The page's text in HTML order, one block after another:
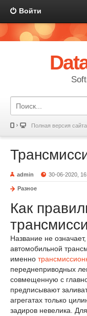
Войти
Полная версия сайта
admin 30-06-2020,
Разное
Как
Название не
автомобильной
именно
переднеприводных
совмещенную с
предписывают
агрегатах только
задиров невелика.